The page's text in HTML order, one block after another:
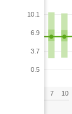
10.1
6.9
3.7
0.5
7 10